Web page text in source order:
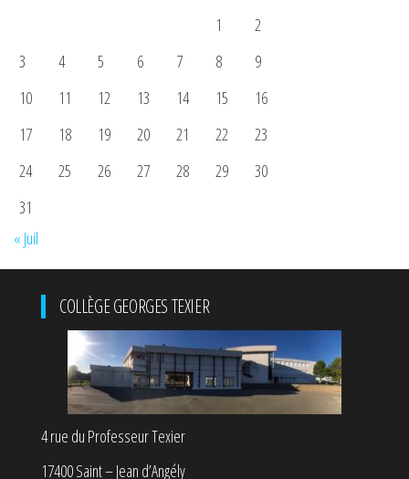
1
2
3
4 5 6 7 8
9
10
11 12 13 14 15
16
17
18 19 20 21 22
23
24
25 26 27 28 29
30
31
« Juil
COLLÈGE GEORGES TEXIER
4 rue du Professeur Texier
17400 Saint – Jean d’Angély